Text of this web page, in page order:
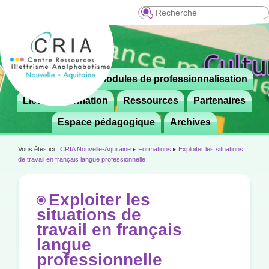
Recherche
Menu
principal
Aller
contenu
principal
 Le CRIA Modules de professionnalisation
Lieux de formation Ressources Partenaires
Espace pédagogique Archives
Vous êtes ici : CRIA Nouvelle-Aquitaine ▸ Formations ▸ Exploiter les situations
de travail en français langue professionnelle
Exploiter les
situations de
travail en français
langue
professionnelle